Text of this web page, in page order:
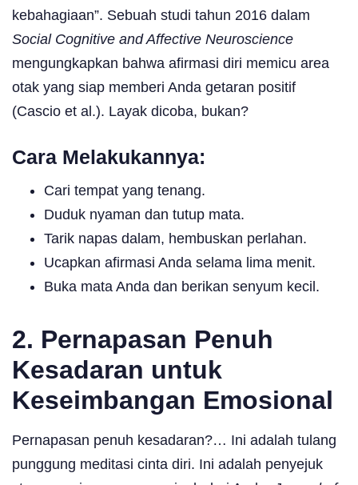
kebahagiaan”. Sebuah studi tahun 2016 dalam
Social Cognitive and Affective Neuroscience
mengungkapkan bahwa afirmasi diri memicu area
otak yang siap memberi Anda getaran positif
(Cascio et al.). Layak dicoba, bukan?
Cara Melakukannya:
Cari tempat yang tenang.
Duduk nyaman dan tutup mata.
Tarik napas dalam, hembuskan perlahan.
Ucapkan afirmasi Anda selama lima menit.
Buka mata Anda dan berikan senyum kecil.
2. Pernapasan Penuh
Kesadaran untuk
Keseimbangan Emosional
Pernapasan penuh kesadaran?… Ini adalah tulang
punggung meditasi cinta diri. Ini adalah penyejuk